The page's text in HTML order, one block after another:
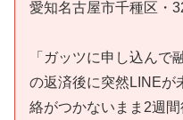
愛知名古屋市千種区・
「ガッツに申し込んで
の返済後に突然LINEが
絡がつかないまま2週